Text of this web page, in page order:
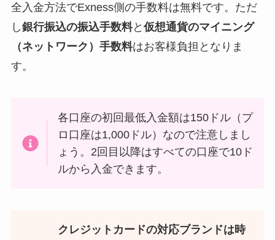
全入金方法でExness側の手数料は無料です。ただ
し銀行振込の振込手数料と 仮想通貨のマイニング
（ネットワーク）手数料はお客様負担となりま
す。
各口座の初回最低入金額は150ドル（プ
ロ口座は1,000ドル）なので注意しまし
ょう。2回目以降はすべての口座で10ド
ルから入金できます。
クレジットカードの対応ブランドは時